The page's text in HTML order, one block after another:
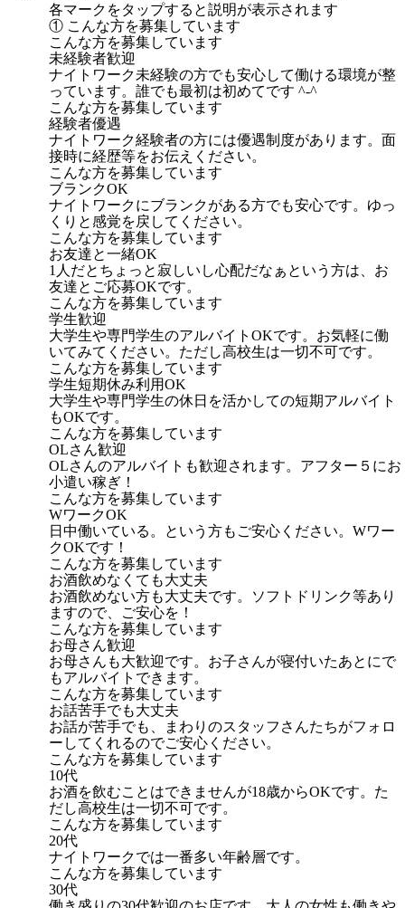
各マークをタップすると説明が表示されます
① こんな方を募集しています
こんな方を募集しています
未経験者歓迎
ナイトワーク未経験の方でも安心して働ける環境が整
っています。誰でも最初は初めてです ^-^
こんな方を募集しています
経験者優遇
ナイトワーク経験者の方には優遇制度があります。面
接時に経歴等をお伝えください。
こんな方を募集しています
ブランクOK
ナイトワークにブランクがある方でも安心です。ゆっ
くりと感覚を戻してください。
こんな方を募集しています
お友達と一緒OK
1人だとちょっと寂しいし心配だなぁという方は、お
友達とご応募OKです。
こんな方を募集しています
学生歓迎
大学生や専門学生のアルバイトOKです。お気軽に働
いてみてください。ただし高校生は一切不可です。
こんな方を募集しています
学生短期休み利用OK
大学生や専門学生の休日を活かしての短期アルバイト
もOKです。
こんな方を募集しています
OLさん歓迎
OLさんのアルバイトも歓迎されます。アフター５にお
小遣い稼ぎ！
こんな方を募集しています
WワークOK
日中働いている。という方もご安心ください。Wワー
クOKです！
こんな方を募集しています
お酒飲めなくても大丈夫
お酒飲めない方も大丈夫です。ソフトドリンク等あり
ますので、ご安心を！
こんな方を募集しています
お母さん歓迎
お母さんも大歓迎です。お子さんが寝付いたあとにで
もアルバイトできます。
こんな方を募集しています
お話苦手でも大丈夫
お話が苦手でも、まわりのスタッフさんたちがフォロ
ーしてくれるのでご安心ください。
こんな方を募集しています
10代
お酒を飲むことはできませんが18歳からOKです。た
だし高校生は一切不可です。
こんな方を募集しています
20代
ナイトワークでは一番多い年齢層です。
こんな方を募集しています
30代